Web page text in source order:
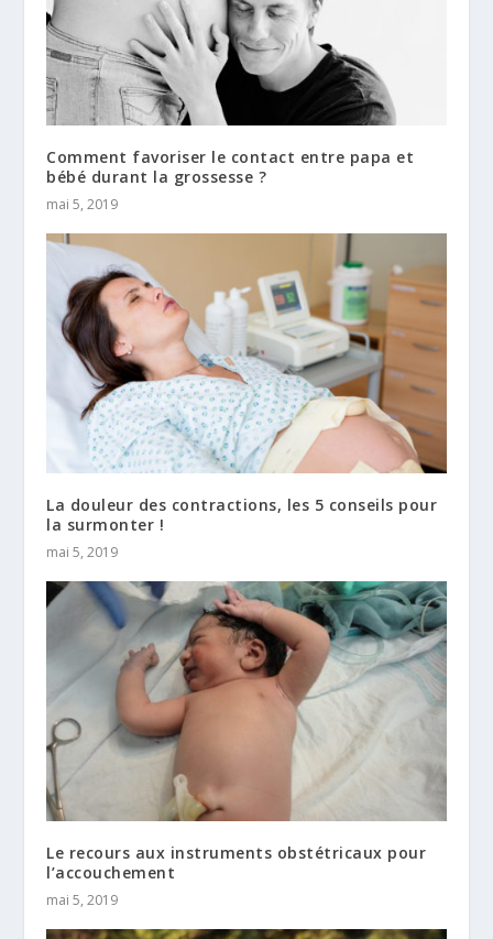
Comment favoriser le contact entre papa et
bébé durant la grossesse ?
mai 5, 2019
La douleur des contractions, les 5 conseils pour
la surmonter !
mai 5, 2019
Le recours aux instruments obstétricaux pour
l’accouchement
mai 5, 2019